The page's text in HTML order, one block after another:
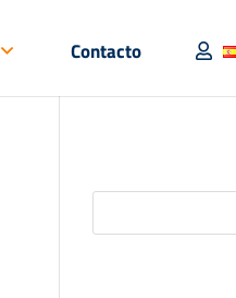
Contacto